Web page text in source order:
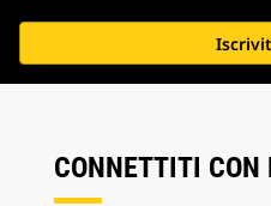
CONNETTITI CON